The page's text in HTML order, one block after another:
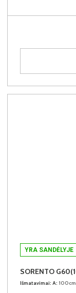
YRA SANDĖLYJE
Išmatavimai: A: 100cm